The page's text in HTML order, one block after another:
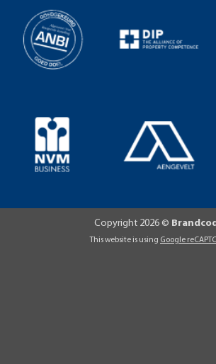
Copyright 2026 ©
This website is using Google